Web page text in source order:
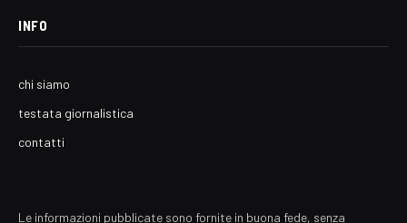
INFO
chi siamo
testata giornalistica
contatti
Le informazioni pubblicate sono fornite in buona fede, senza